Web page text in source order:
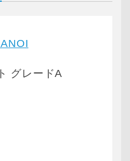
グレードA